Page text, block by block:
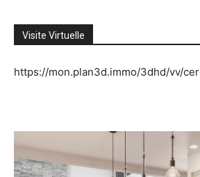
Visite Virtuelle
https://mon.plan3d.immo/3dhd/vv/